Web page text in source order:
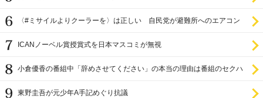
〈#ミサイルよりクーラーを〉は正しい 自民党が避難所へのエアコン
ICANノーベル賞授賞式を日本マスコミが無視
小倉優香の番組中「辞めさせてください」の本当の理由は番組のセクハ
東野圭吾が元少年A手記めぐり抗議